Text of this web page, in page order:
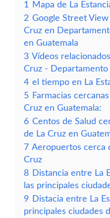
1
Mapa de La
2 Google Street View
Cruz en
en Guatemala
3 Vídeos
Cruz -
4 el tiempo en La
5 Farmacias
Cruz en Guatemala:
6 Centos de Salud
de La Cruz en
7 Aeropuertos cerca
Cruz
8 Distancia entre La
las principales
9 Distacia entre La
principales ciudades